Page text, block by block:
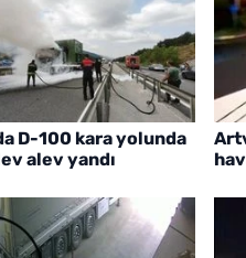
D-100 kara yolunda
alev yandı